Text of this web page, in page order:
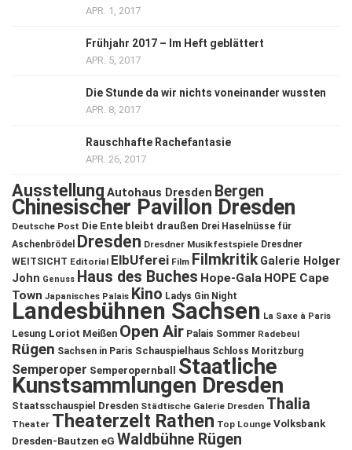
APR. 1, 2017
Frühjahr 2017 – Im Heft geblättert
APR. 5, 2017
Die Stunde da wir nichts voneinander wussten
APR. 8, 2017
Rauschhafte Rachefantasie
APR. 26, 2017
Ausstellung Autohaus Dresden Bergen
Chinesischer Pavillon Dresden
Deutsche Post Die Ente bleibt draußen Drei Haselnüsse für
Aschenbrödel
Dresden Dresdner Musikfestspiele Dresdner
WEITSICHT Editorial ElbUferei Film Filmkritik Galerie Holger
John Genuss Haus des Buches Hope-Gala HOPE Cape
Town Japanisches Palais Kino Ladys Gin Night
Landesbühnen Sachsen La Saxe à Paris
Lesung Loriot Meißen Open Air Palais Sommer Radebeul
Rügen Sachsen in Paris Schauspielhaus Schloss Moritzburg
Semperoper Semperopernball Staatliche
Kunstsammlungen Dresden
Staatsschauspiel Dresden Städtische Galerie Dresden Thalia
Theater Theaterzelt Rathen Top Lounge Volksbank
Dresden-Bautzen eG Waldbühne Rügen